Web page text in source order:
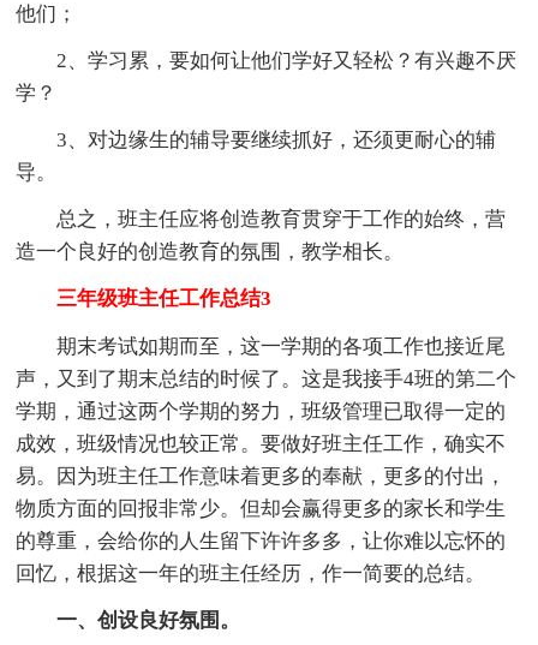
他们；
2、学习累，要如何让他们学好又轻松？有兴趣不厌
学？
3、对边缘生的辅导要继续抓好，还须更耐心的辅
导。
总之，班主任应将创造教育贯穿于工作的始终，营
造一个良好的创造教育的氛围，教学相长。
三年级班主任工作总结3
期末考试如期而至，这一学期的各项工作也接近尾
声，又到了期末总结的时候了。这是我接手4班的第二个
学期，通过这两个学期的努力，班级管理已取得一定的
成效，班级情况也较正常。要做好班主任工作，确实不
易。因为班主任工作意味着更多的奉献，更多的付出，
物质方面的回报非常少。但却会赢得更多的家长和学生
的尊重，会给你的人生留下许许多多，让你难以忘怀的
回忆，根据这一年的班主任经历，作一简要的总结。
一、创设良好氛围。